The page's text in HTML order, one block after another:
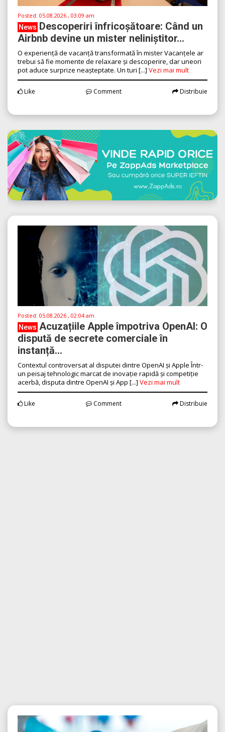
Posted: 05.08.2026 , 03:09 am
News Descoperiri înfricoșătoare: Când un
Airbnb devine un mister neliniștitor...
O experiență de vacanță transformată în mister Vacanțele ar
trebui să fie momente de relaxare și descoperire, dar uneori
pot aduce surprize neașteptate. Un turi [...] Vezi mai mult
Like Comment Distribuie
Posted: 05.08.2026 , 02:04 am
News Acuzațiile Apple împotriva OpenAI: O
dispută de secrete comerciale în
instanță...
Contextul controversat al disputei dintre OpenAI și Apple Într-
un peisaj tehnologic marcat de inovație rapidă și competiție
acerbă, disputa dintre OpenAI și App [...] Vezi mai mult
Like Comment Distribuie